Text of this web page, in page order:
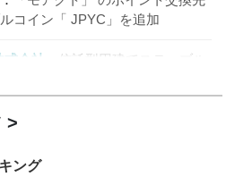
コイン「 JPYC」を追加
会社
信託型円建てステーブル
ング